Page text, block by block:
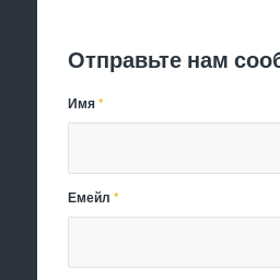
Отправьте нам
Имя*
Емейл*